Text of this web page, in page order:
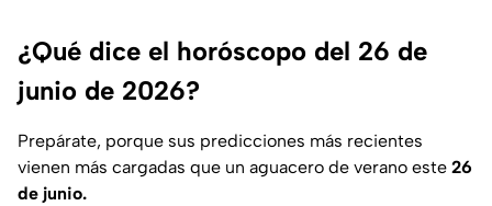
¿Qué dice el horóscopo del 26 de
junio de 2026?
Prepárate, porque sus predicciones más recientes
vienen más cargadas que un aguacero de verano este 26
de junio.